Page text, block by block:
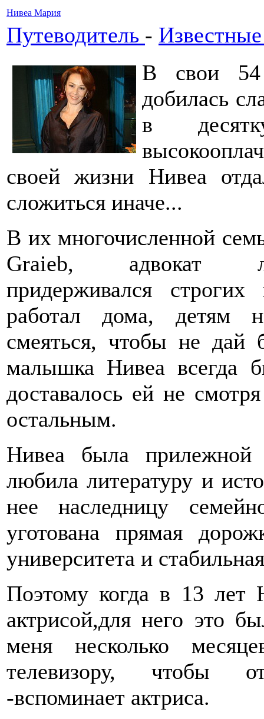
Нивеа Мария
Путеводитель -
В свои 54
добилась
в
своей жизни Нивеа
сложиться иначе...
В их многочисленной
Graieb, адвокат
придерживался
работал дома, детям
смеяться, чтобы не дай
малышка Нивеа всегда
доставалось ей не
остальным.
Нивеа была прилежной
любила литературу и
нее наследницу
уготована прямая
университета и
Поэтому когда в 13 лет
актрисой,для него это
меня несколько
телевизору, чтобы
-вспоминает актриса.